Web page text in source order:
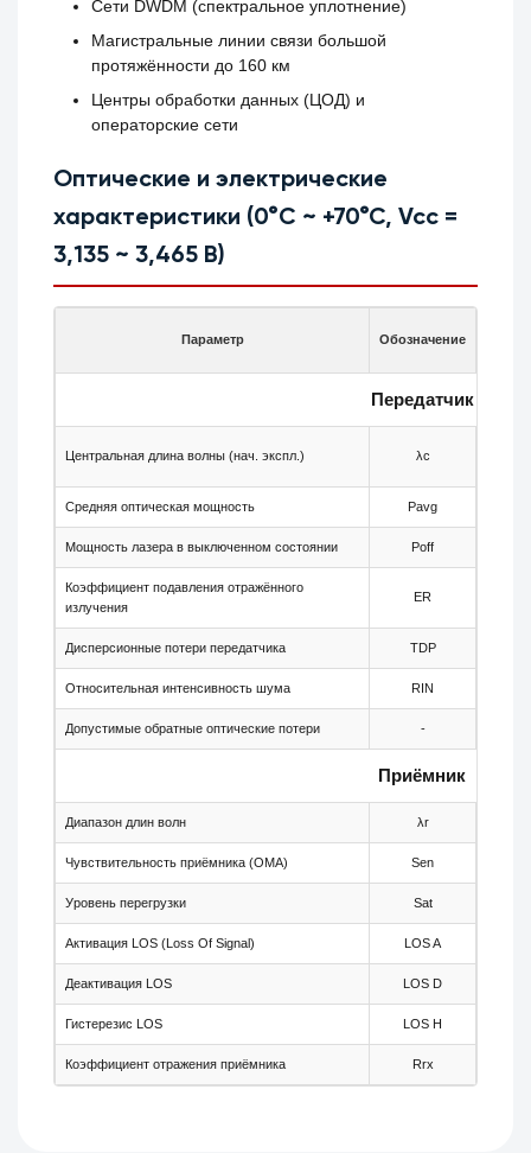
Сети DWDM (спектральное уплотнение)
Магистральные линии связи большой
протяжённости до 160 км
Центры обработки данных (ЦОД) и
операторские сети
Оптические и электрические
характеристики (0°C ~ +70°C, Vcc =
3,135 ~ 3,465 В)
Параметр Обозначение
Передатчик
Центральная длина волны (нач. экспл.) λc
Средняя оптическая мощность Pavg
Мощность лазера в выключенном состоянии Poff
Коэффициент подавления отражённого
излучения
ER
Дисперсионные потери передатчика TDP
Относительная интенсивность шума RIN
Допустимые обратные оптические потери -
Приёмник
Диапазон длин волн λr
Чувствительность приёмника (OMA) Sen
Уровень перегрузки Sat
Активация LOS (Loss Of Signal) LOS A
Деактивация LOS LOS D
Гистерезис LOS LOS H
Коэффициент отражения приёмника Rrx